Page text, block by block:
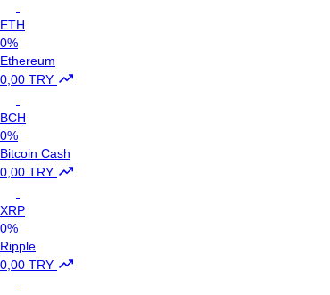
ETH
0%
Ethereum
0,00 TRY
BCH
0%
Bitcoin Cash
0,00 TRY
XRP
0%
Ripple
0,00 TRY